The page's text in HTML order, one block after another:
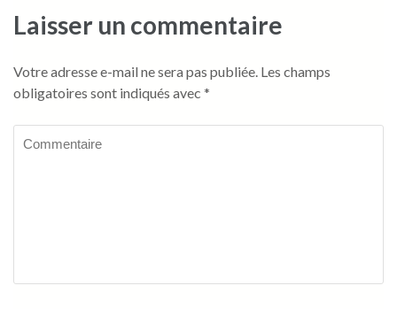
Laisser un commentaire
Votre adresse e-mail ne sera pas publiée. Les champs
obligatoires sont indiqués avec *